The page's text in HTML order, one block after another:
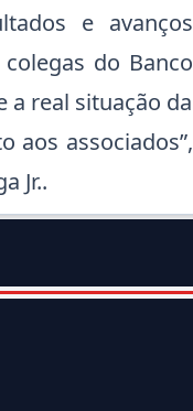
e avanços
do Banco
a real situação da
aos associados”,
Jr..